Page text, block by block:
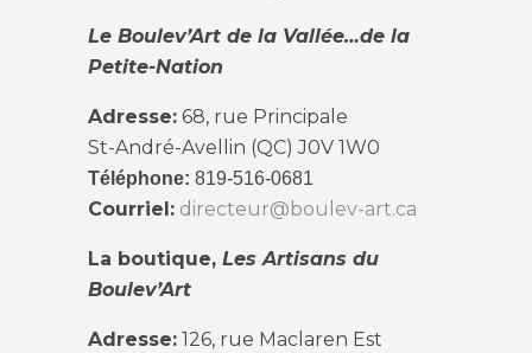
Le Boulev’Art de la Vallée…de la
Petite-Nation
Adresse: 68, rue Principale
St-André-Avellin (QC) J0V 1W0
Téléphone: 819-516-0681
Courriel: directeur@boulev-art.ca
La boutique, Les Artisans du
Boulev’Art
Adresse: 126, rue Maclaren Est